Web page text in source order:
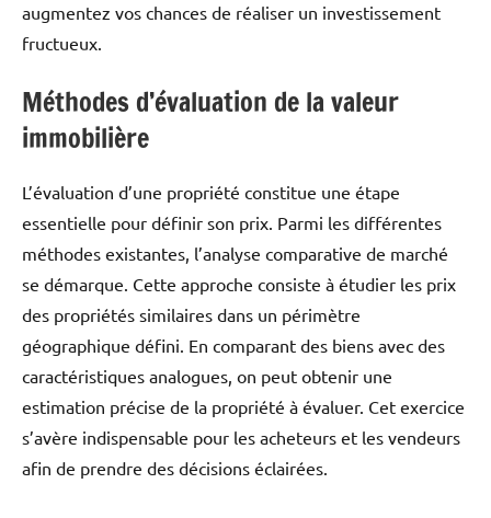
augmentez vos chances de réaliser un investissement
fructueux.
Méthodes d’évaluation de la valeur
immobilière
L’évaluation d’une propriété constitue une étape
essentielle pour définir son prix. Parmi les différentes
méthodes existantes, l’analyse comparative de marché
se démarque. Cette approche consiste à étudier les prix
des propriétés similaires dans un périmètre
géographique défini. En comparant des biens avec des
caractéristiques analogues, on peut obtenir une
estimation précise de la propriété à évaluer. Cet exercice
s’avère indispensable pour les acheteurs et les vendeurs
afin de prendre des décisions éclairées.